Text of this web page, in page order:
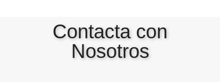
Contacta con
Nosotros